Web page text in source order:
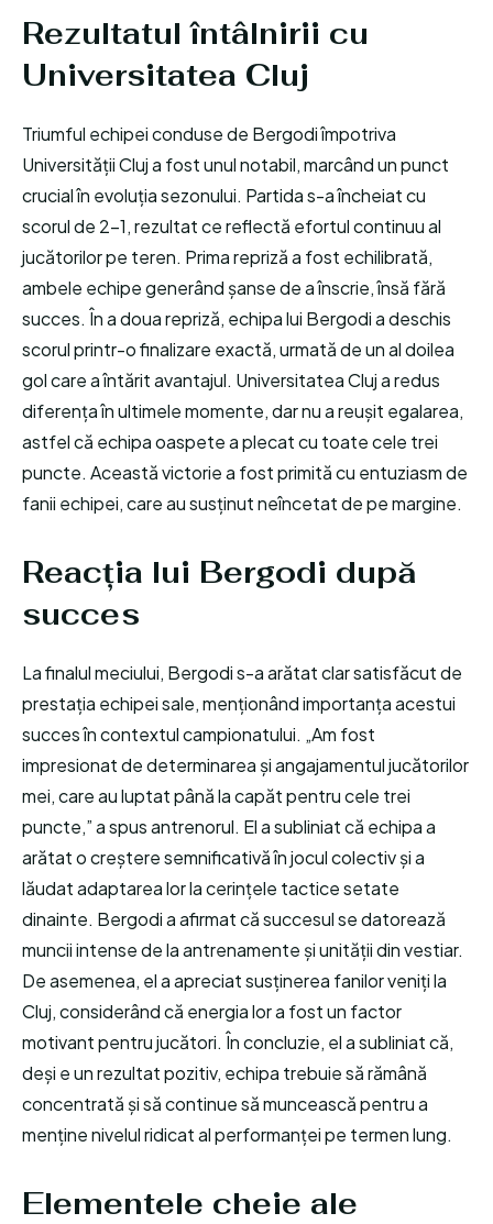
Rezultatul întâlnirii cu
Universitatea Cluj
Triumful echipei conduse de Bergodi împotriva
Universității Cluj a fost unul notabil, marcând un punct
crucial în evoluția sezonului. Partida s-a încheiat cu
scorul de 2-1, rezultat ce reflectă efortul continuu al
jucătorilor pe teren. Prima repriză a fost echilibrată,
ambele echipe generând șanse de a înscrie, însă fără
succes. În a doua repriză, echipa lui Bergodi a deschis
scorul printr-o finalizare exactă, urmată de un al doilea
gol care a întărit avantajul. Universitatea Cluj a redus
diferența în ultimele momente, dar nu a reușit egalarea,
astfel că echipa oaspete a plecat cu toate cele trei
puncte. Această victorie a fost primită cu entuziasm de
fanii echipei, care au susținut neîncetat de pe margine.
Reacția lui Bergodi după
succes
La finalul meciului, Bergodi s-a arătat clar satisfăcut de
prestația echipei sale, menționând importanța acestui
succes în contextul campionatului. „Am fost
impresionat de determinarea și angajamentul jucătorilor
mei, care au luptat până la capăt pentru cele trei
puncte,” a spus antrenorul. El a subliniat că echipa a
arătat o creștere semnificativă în jocul colectiv și a
lăudat adaptarea lor la cerințele tactice setate
dinainte. Bergodi a afirmat că succesul se datorează
muncii intense de la antrenamente și unității din vestiar.
De asemenea, el a apreciat susținerea fanilor veniți la
Cluj, considerând că energia lor a fost un factor
motivant pentru jucători. În concluzie, el a subliniat că,
deși e un rezultat pozitiv, echipa trebuie să rămână
concentrată și să continue să muncească pentru a
menține nivelul ridicat al performanței pe termen lung.
Elementele cheie ale